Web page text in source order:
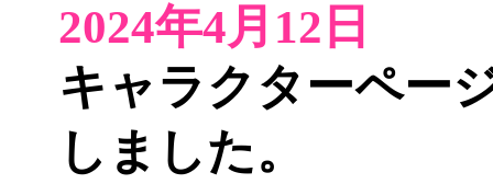
2024年4月12日
キャラクターペー
しました。